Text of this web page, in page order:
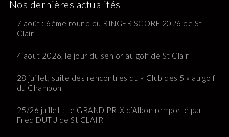
Nos dernières actualités
7 août : 6ème round du RINGER SCORE 2026 de St
Clair
4 aout 2026, le jour du senior au golf de St Clair
28 juillet, suite des rencontres du « Club des 5 » au golf
du Chambon
25/26 juillet : Le GRAND PRIX d’Albon remporté par
Fred DUTU de St CLAIR